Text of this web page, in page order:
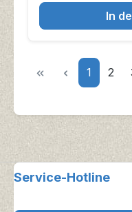
In
Seite
1 Seite
2
Service-Hotline